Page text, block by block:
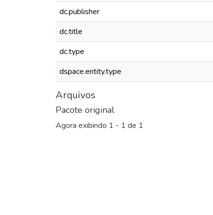
dc.publisher
dc.title
dc.type
dspace.entity.type
Arquivos
Pacote original
Agora exibindo 1 - 1 de 1